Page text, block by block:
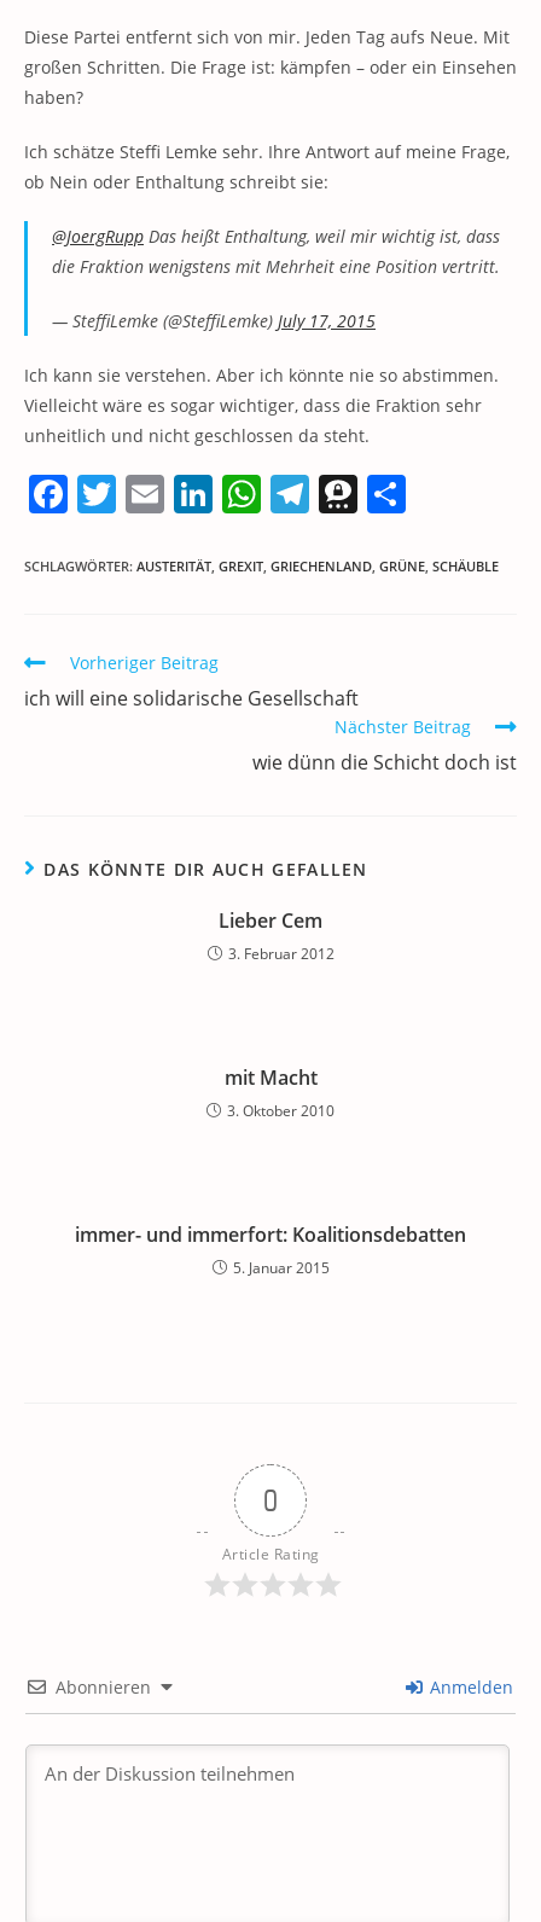
Diese Partei entfernt sich von mir. Jeden Tag aufs Neue. Mit
großen Schritten. Die Frage ist: kämpfen – oder ein Einsehen
haben?
Ich schätze Steffi Lemke sehr. Ihre Antwort auf meine Frage,
ob Nein oder Enthaltung schreibt sie:
@JoergRupp Das heißt Enthaltung, weil mir wichtig ist, dass
die Fraktion wenigstens mit Mehrheit eine Position vertritt.
— SteffiLemke (@SteffiLemke) July 17, 2015
Ich kann sie verstehen. Aber ich könnte nie so abstimmen.
Vielleicht wäre es sogar wichtiger, dass die Fraktion sehr
unheitlich und nicht geschlossen da steht.
F
c
b
o
T
itt
E
ai
Li
k
dI
n
W
at
p
T
e
m
T
re
a
le
SCHLAGWÖRTER: AUSTERITÄT, GREXIT, GRIECHENLAND, GRÜNE, SCHÄUBLE
Weitere
Artikel
ansehen
Vorheriger Beitrag
ich will eine solidarische Gesellschaft
Nächster Beitrag
wie dünn die Schicht doch ist
DAS KÖNNTE DIR AUCH GEFALLEN
Lieber Cem
3. Februar 2012
mit Macht
3. Oktober 2010
immer- und immerfort: Koalitionsdebatten
5. Januar 2015
0
Article Rating
Abonnieren Anmelden